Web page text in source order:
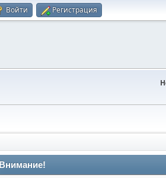
Войти Регистрация
Внимание!